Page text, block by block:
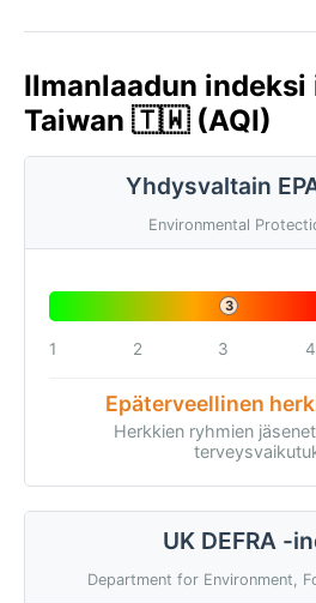
Ilmanlaadun indeksi
Taiwan 🇹🇼 (AQI)
Yhdysvaltain
Environmental
3
1 2 3 4
Epäterveellinen
Herkkien ryhmien
UK DEFRA -
Department for Environment,